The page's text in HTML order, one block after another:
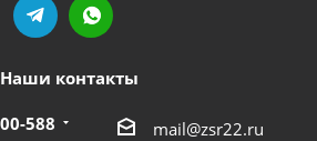
Наши контакты
588 mail@zsr22.ru